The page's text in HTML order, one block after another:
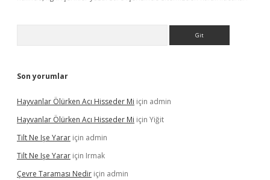
Son yorumlar
Hayvanlar Ölürken Acı Hisseder Mi için admin
Hayvanlar Ölürken Acı Hisseder Mi için Yiğit
Tilt Ne Işe Yarar için admin
Tilt Ne Işe Yarar için Irmak
Çevre Taraması Nedir için admin